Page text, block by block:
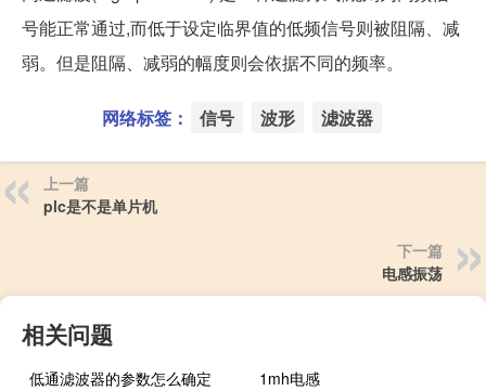
号能正常通过,而低于设定临界值的低频信号则被阻隔、减
弱。但是阻隔、减弱的幅度则会依据不同的频率。
网络标签： 信号 波形 滤波器
上一篇
plc是不是单片机
下一篇
电感振荡
相关问题
低通滤波器的参数怎么确定
1mh电感